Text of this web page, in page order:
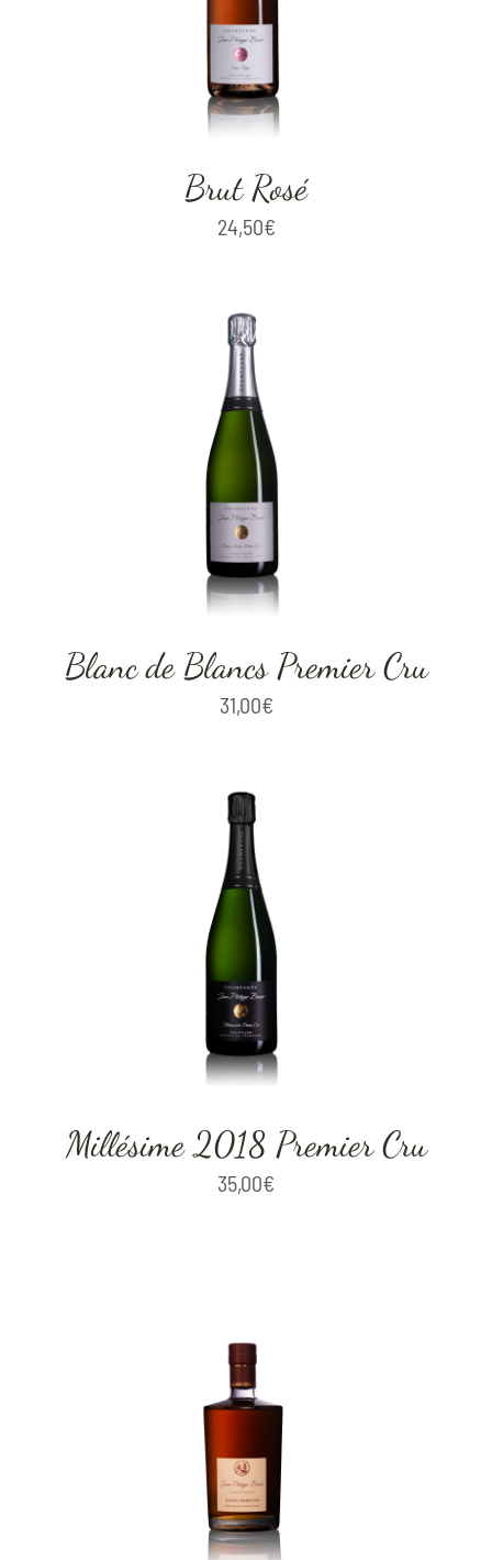
Brut Rosé
24,50€
Blanc de Blancs Premier Cru
31,00€
Millésime 2018 Premier Cru
35,00€